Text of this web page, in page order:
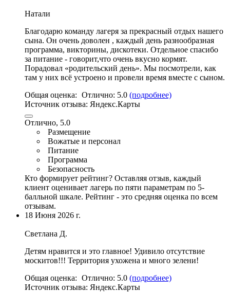
Натали
Благодарю команду лагеря за прекрасный отдых нашего
сына. Он очень доволен , каждый день разнообразная
программа, викторины, дискотеки. Отдельное спасибо
за питание - говорит,что очень вкусно кормят.
Порадовал «родительский день». Мы посмотрели, как
там у них всё устроено и провели время вместе с сыном.
Общая оценка: Отлично: 5.0 (подробнее)
Источник отзыва: Яндекс.Карты
Отлично, 5.0
Размещение
Вожатые и персонал
Питание
Программа
Безопасность
Кто формирует рейтинг? Оставляя отзыв, каждый
клиент оценивает лагерь по пяти параметрам по 5-
балльной шкале. Рейтинг - это средняя оценка по всем
отзывам.
18 Июня 2026 г.
Светлана Д.
Детям нравится и это главное! Удивило отсутствие
москитов!!! Территория ухожена и много зелени!
Общая оценка: Отлично: 5.0 (подробнее)
Источник отзыва: Яндекс.Карты